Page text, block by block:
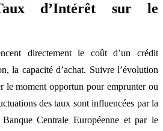
d’Intérêt sur le
directement le coût d’un crédit
la capacité d’achat. Suivre l’évolution
le moment opportun pour emprunter ou
des taux sont influencées par la
Centrale Européenne et par le